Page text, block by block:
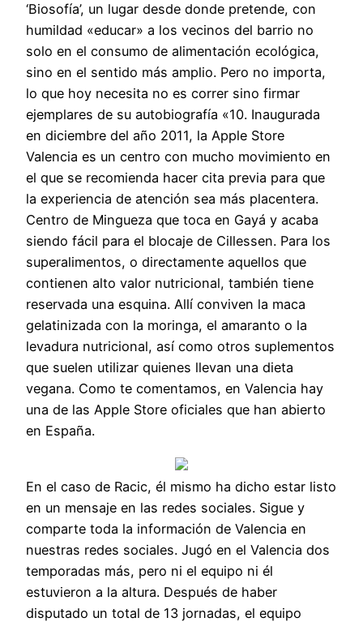
‘Biosofía’, un lugar desde donde pretende, con
humildad «educar» a los vecinos del barrio no
solo en el consumo de alimentación ecológica,
sino en el sentido más amplio. Pero no importa,
lo que hoy necesita no es correr sino firmar
ejemplares de su autobiografía «10. Inaugurada
en diciembre del año 2011, la Apple Store
Valencia es un centro con mucho movimiento en
el que se recomienda hacer cita previa para que
la experiencia de atención sea más placentera.
Centro de Mingueza que toca en Gayá y acaba
siendo fácil para el blocaje de Cillessen. Para los
superalimentos, o directamente aquellos que
contienen alto valor nutricional, también tiene
reservada una esquina. Allí conviven la maca
gelatinizada con la moringa, el amaranto o la
levadura nutricional, así como otros suplementos
que suelen utilizar quienes llevan una dieta
vegana. Como te comentamos, en Valencia hay
una de las Apple Store oficiales que han abierto
en España.
En el caso de Racic, él mismo ha dicho estar listo
en un mensaje en las redes sociales. Sigue y
comparte toda la información de Valencia en
nuestras redes sociales. Jugó en el Valencia dos
temporadas más, pero ni el equipo ni él
estuvieron a la altura. Después de haber
disputado un total de 13 jornadas, el equipo